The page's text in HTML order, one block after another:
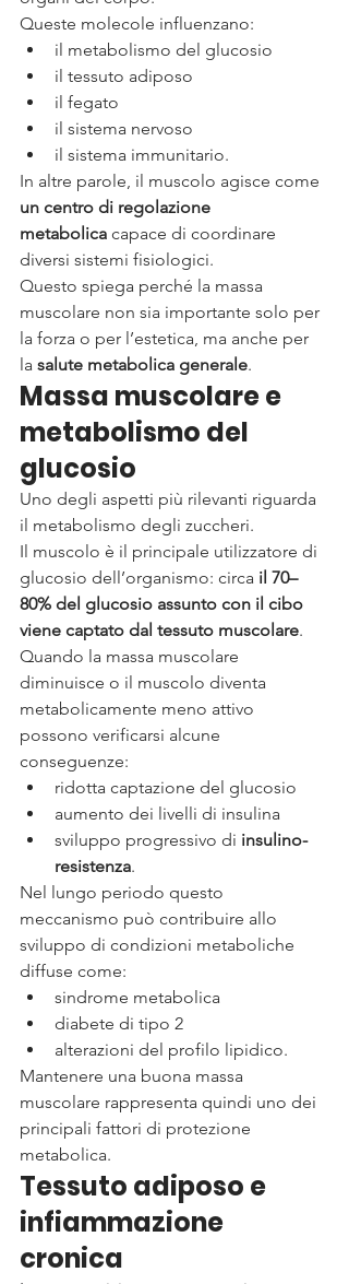
Queste molecole influenzano:
il metabolismo del glucosio
il tessuto adiposo
il fegato
il sistema nervoso
il sistema immunitario.
In altre parole, il muscolo agisce come
un centro di regolazione
metabolica capace di coordinare
diversi sistemi fisiologici.
Questo spiega perché la massa
muscolare non sia importante solo per
la forza o per l’estetica, ma anche per
la salute metabolica generale.
Massa muscolare e
metabolismo del
glucosio
Uno degli aspetti più rilevanti riguarda
il metabolismo degli zuccheri.
Il muscolo è il principale utilizzatore di
glucosio dell’organismo: circa il 70–
80% del glucosio assunto con il cibo
viene captato dal tessuto muscolare.
Quando la massa muscolare
diminuisce o il muscolo diventa
metabolicamente meno attivo
possono verificarsi alcune
conseguenze:
ridotta captazione del glucosio
aumento dei livelli di insulina
sviluppo progressivo di insulino-
resistenza.
Nel lungo periodo questo
meccanismo può contribuire allo
sviluppo di condizioni metaboliche
diffuse come:
sindrome metabolica
diabete di tipo 2
alterazioni del profilo lipidico.
Mantenere una buona massa
muscolare rappresenta quindi uno dei
principali fattori di protezione
metabolica.
Tessuto adiposo e
infiammazione
cronica